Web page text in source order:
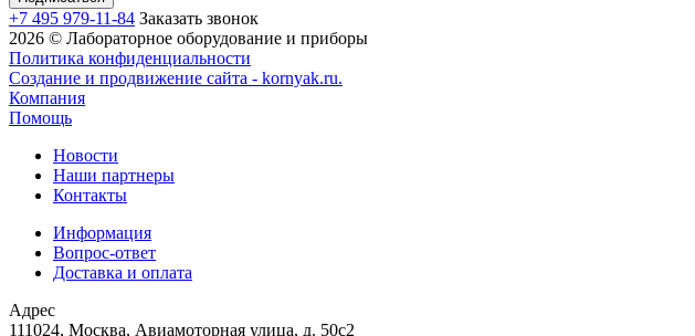
+7 495 979-11-84 Заказать звонок
2026 © Лабораторное оборудование и приборы
Политика конфиденциальности
Создание и продвижение сайта - kornyak.ru.
Компания
Помощь
Новости
Наши партнеры
Контакты
Информация
Вопрос-ответ
Доставка и оплата
Адрес
111024, Москва, Авиамоторная улица, д. 50с2